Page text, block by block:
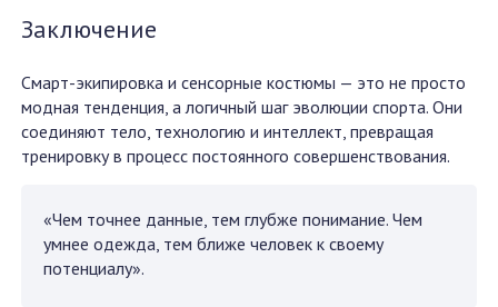
Заключение
Смарт-экипировка и сенсорные костюмы — это не просто
модная тенденция, а логичный шаг эволюции спорта. Они
соединяют тело, технологию и интеллект, превращая
тренировку в процесс постоянного совершенствования.
«Чем точнее данные, тем глубже понимание. Чем
умнее одежда, тем ближе человек к своему
потенциалу».